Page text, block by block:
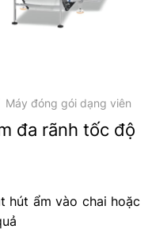
Máy đóng gói dạng viên
đa rãnh tốc độ
hút ẩm vào chai hoặc